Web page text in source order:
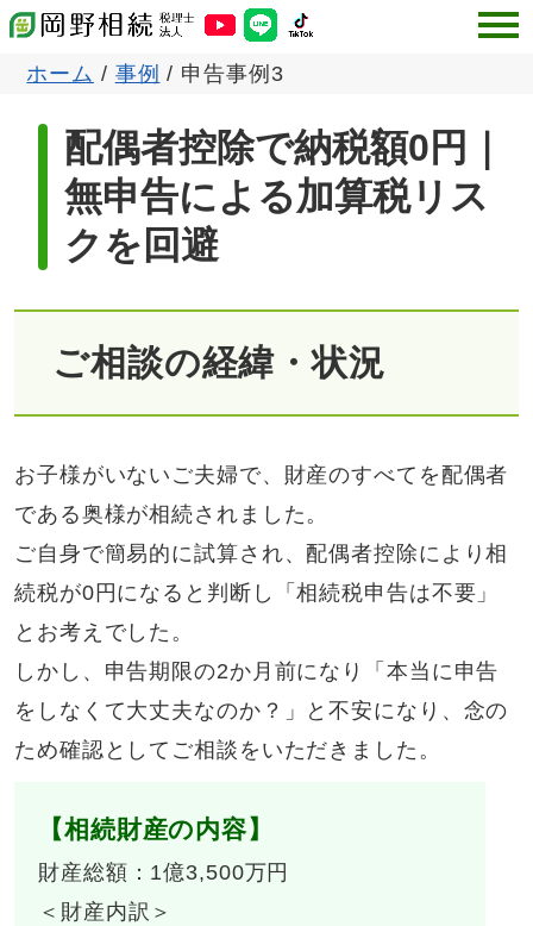
ホーム / 事例 / 申告事例3
配偶者控除で納税額0円｜
無申告による加算税リス
クを回避
ご相談の経緯・状況
お子様がいないご夫婦で、財産のすべてを配偶者
である奥様が相続されました。
ご自身で簡易的に試算され、配偶者控除により相
続税が0円になると判断し「相続税申告は不要」
とお考えでした。
しかし、申告期限の2か月前になり「本当に申告
をしなくて大丈夫なのか？」と不安になり、念の
ため確認としてご相談をいただきました。
【相続財産の内容】
財産総額：1億3,500万円
＜財産内訳＞